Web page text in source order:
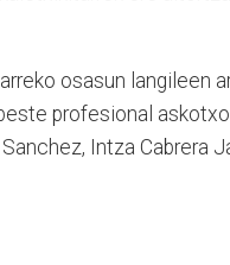
osasun langileen
profesional
Intza Cabrera